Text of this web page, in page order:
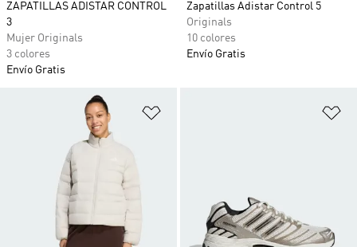
ZAPATILLAS ADISTAR CONTROL
3
Mujer Originals
3 colores
Envío Gratis
Zapatillas Adistar Control 5
Originals
10 colores
Envío Gratis